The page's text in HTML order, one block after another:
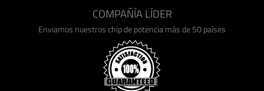
COMPAÑÍA LÍDER
Enviamos nuestros chip de potencia más de 50 países